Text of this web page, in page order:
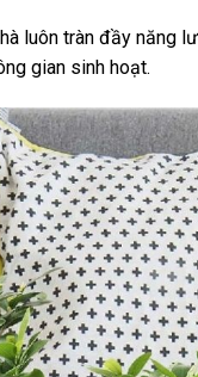
luôn tràn đầy năng
gian sinh hoạt.